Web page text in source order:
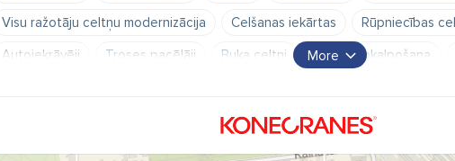
Visu ražotāju celtņu modernizācija
Celšanas iekārtas Rūpniecības
Autoiekrāvēji
Troses pacēlāji Buka celtņi Celtņu apkalpošana
Detaļas Autoiekrāvēji Rīgā
izkraušanas tehnika Rīgā
iekraušanas tehnikas serviss
izkraušanas
More